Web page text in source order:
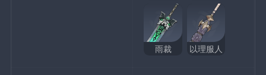
雨裁 以理服人